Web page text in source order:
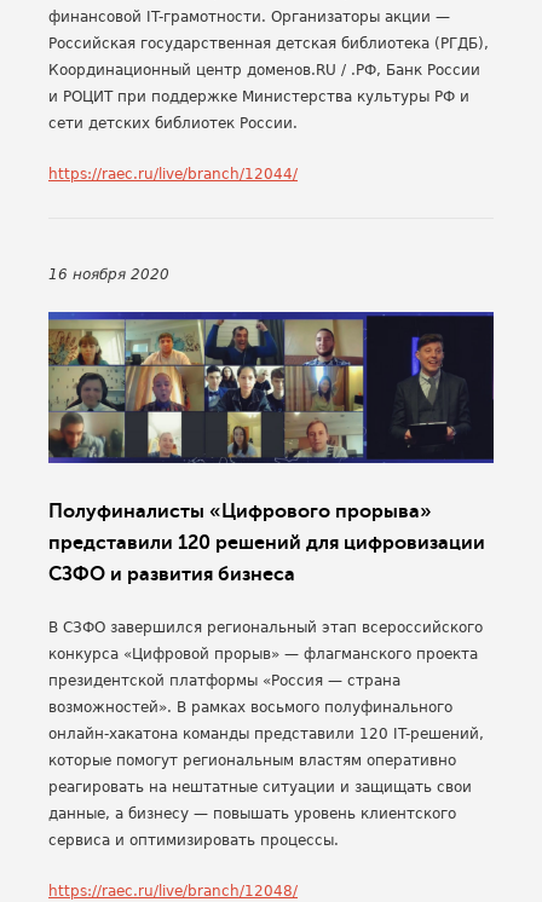
финансовой IT-грамотности. Организаторы акции —
Российская государственная детская библиотека (РГДБ),
Координационный центр доменов.RU / .РФ, Банк России
и РОЦИТ при поддержке Министерства культуры РФ и
сети детских библиотек России.
https://raec.ru/live/branch/12044/
16 ноября 2020
Полуфиналисты «Цифрового прорыва»
представили 120 решений для цифровизации
СЗФО и развития бизнеса
В СЗФО завершился региональный этап всероссийского
конкурса «Цифровой прорыв» — флагманского проекта
президентской платформы «Россия — страна
возможностей». В рамках восьмого полуфинального
онлайн-хакатона команды представили 120 IT-решений,
которые помогут региональным властям оперативно
реагировать на нештатные ситуации и защищать свои
данные, а бизнесу — повышать уровень клиентского
сервиса и оптимизировать процессы.
https://raec.ru/live/branch/12048/